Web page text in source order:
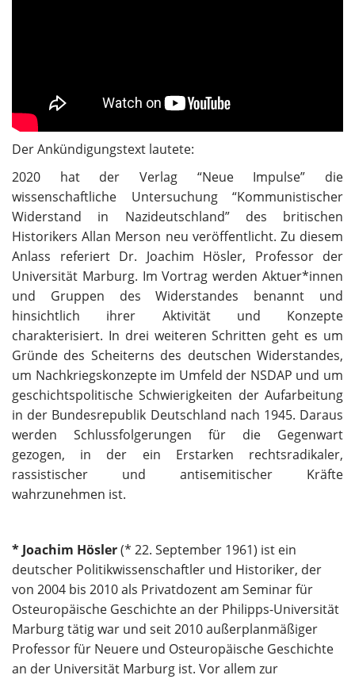
Der Ankündigungstext lautete:
2020 hat der Verlag “Neue Impulse” die
wissenschaftliche Untersuchung “Kommunistischer
Widerstand in Nazideutschland” des britischen
Historikers Allan Merson neu veröffentlicht. Zu diesem
Anlass referiert Dr. Joachim Hösler, Professor der
Universität Marburg. Im Vortrag werden Aktuer*innen
und Gruppen des Widerstandes benannt und
hinsichtlich ihrer Aktivität und Konzepte
charakterisiert. In drei weiteren Schritten geht es um
Gründe des Scheiterns des deutschen Widerstandes,
um Nachkriegskonzepte im Umfeld der NSDAP und um
geschichtspolitische Schwierigkeiten der Aufarbeitung
in der Bundesrepublik Deutschland nach 1945. Daraus
werden Schlussfolgerungen für die Gegenwart
gezogen, in der ein Erstarken rechtsradikaler,
rassistischer und antisemitischer Kräfte
wahrzunehmen ist.
* Joachim Hösler(* 22. September 1961) ist ein
deutscher Politikwissenschaftler und Historiker, der
von 2004 bis 2010 als Privatdozent am Seminar für
Osteuropäische Geschichte an der Philipps-Universität
Marburg tätig war und seit 2010 außerplanmäßiger
Professor für Neuere und Osteuropäische Geschichte
an der Universität Marburg ist. Vor allem zur